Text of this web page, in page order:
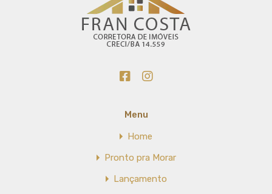
Menu
Home
Pronto pra Morar
Lançamento